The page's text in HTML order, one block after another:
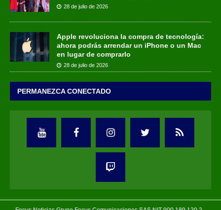
28 de julio de 2026
Apple revoluciona la compra de tecnología:
ahora podrás arrendar un iPhone o un Mac
en lugar de comprarlo
28 de julio de 2026
PERMANEZCA CONECTADO